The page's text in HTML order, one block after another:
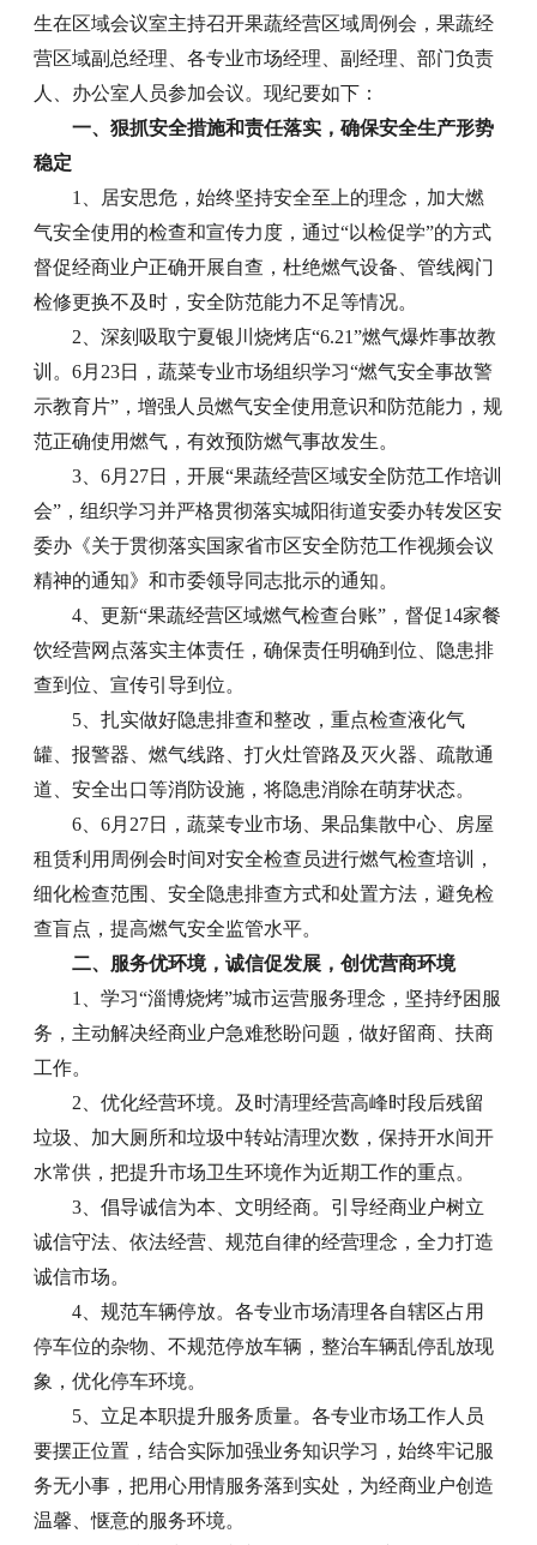
生在区域会议室主持召开果蔬经营区域周例会，果蔬经
营区域副总经理、各专业市场经理、副经理、部门负责
人、办公室人员参加会议。现纪要如下：
一、狠抓安全措施和责任落实，确保安全生产形势
稳定
1、居安思危，始终坚持安全至上的理念，加大燃
气安全使用的检查和宣传力度，通过“以检促学”的方式
督促经商业户正确开展自查，杜绝燃气设备、管线阀门
检修更换不及时，安全防范能力不足等情况。
2、深刻吸取宁夏银川烧烤店“6.21”燃气爆炸事故教
训。6月23日，蔬菜专业市场组织学习“燃气安全事故警
示教育片”，增强人员燃气安全使用意识和防范能力，规
范正确使用燃气，有效预防燃气事故发生。
3、6月27日，开展“果蔬经营区域安全防范工作培训
会”，组织学习并严格贯彻落实城阳街道安委办转发区安
委办《关于贯彻落实国家省市区安全防范工作视频会议
精神的通知》和市委领导同志批示的通知。
4、更新“果蔬经营区域燃气检查台账”，督促14家餐
饮经营网点落实主体责任，确保责任明确到位、隐患排
查到位、宣传引导到位。
5、扎实做好隐患排查和整改，重点检查液化气
罐、报警器、燃气线路、打火灶管路及灭火器、疏散通
道、安全出口等消防设施，将隐患消除在萌芽状态。
6、6月27日，蔬菜专业市场、果品集散中心、房屋
租赁利用周例会时间对安全检查员进行燃气检查培训，
细化检查范围、安全隐患排查方式和处置方法，避免检
查盲点，提高燃气安全监管水平。
二、服务优环境，诚信促发展，创优营商环境
1、学习“淄博烧烤”城市运营服务理念，坚持纾困服
务，主动解决经商业户急难愁盼问题，做好留商、扶商
工作。
2、优化经营环境。及时清理经营高峰时段后残留
垃圾、加大厕所和垃圾中转站清理次数，保持开水间开
水常供，把提升市场卫生环境作为近期工作的重点。
3、倡导诚信为本、文明经商。引导经商业户树立
诚信守法、依法经营、规范自律的经营理念，全力打造
诚信市场。
4、规范车辆停放。各专业市场清理各自辖区占用
停车位的杂物、不规范停放车辆，整治车辆乱停乱放现
象，优化停车环境。
5、立足本职提升服务质量。各专业市场工作人员
要摆正位置，结合实际加强业务知识学习，始终牢记服
务无小事，把用心用情服务落到实处，为经商业户创造
温馨、惬意的服务环境。